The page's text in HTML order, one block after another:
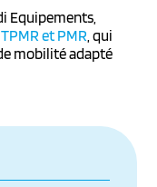
Equipements,
et PMR , qui
mobilité adapté